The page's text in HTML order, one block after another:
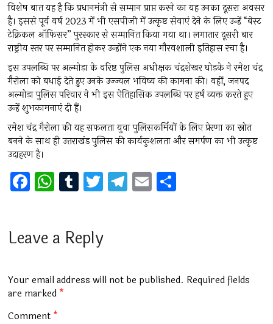
विशेष बात यह है कि प्रधानमंत्री से सम्मान प्राप्त करने का यह उनका दूसरा अवसर
है। इससे पूर्व वर्ष 2023 में भी एसपीजी में उत्कृष्ट सेवाएं देने के लिए उन्हें “बेस्ट
टेक्निकल ऑफिसर” पुरस्कार से सम्मानित किया गया था। लगातार दूसरी बार
राष्ट्रीय स्तर पर सम्मानित होकर उन्होंने एक नया गौरवशाली इतिहास रचा है।
इस उपलब्धि पर अल्मोड़ा के वरिष्ठ पुलिस अधीक्षक चंद्रशेखर घोड़के ने रमेश चंद्र
गैरोला को बधाई देते हुए उनके उज्ज्वल भविष्य की कामना की। वहीं, जनपद
अल्मोड़ा पुलिस परिवार ने भी इस ऐतिहासिक उपलब्धि पर हर्ष व्यक्त करते हुए
उन्हें शुभकामनाएं दी हैं।
रमेश चंद्र गैरोला की यह सफलता युवा पुलिसकर्मियों के लिए प्रेरणा का स्रोत
बनने के साथ ही उत्तराखंड पुलिस की कार्यकुशलता और समर्पण का भी उत्कृष्ट
उदाहरण है।
F
a
b
o
k
W
h
s
p
p
T
u
bl
T
wi
er
T
el
m
E
m
Leave a Reply
Your email address will not be published. Required fields
are marked *
Comment *